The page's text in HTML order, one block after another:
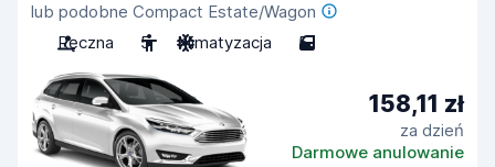
lub podobne Compact Estate/Wagon
Ręczna
5 Klimatyzacja 5
158,11 zł
za dzień
Darmowe anulowanie